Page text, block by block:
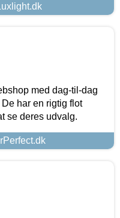
med dag-til-dag
har en rigtig flot
se deres udvalg.